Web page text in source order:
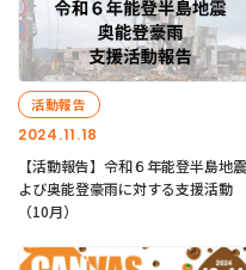
2024.11.18
活動報告
【活動報告】令和６年能登半島地
よび奥能登豪雨に対する支援活動
（10月）